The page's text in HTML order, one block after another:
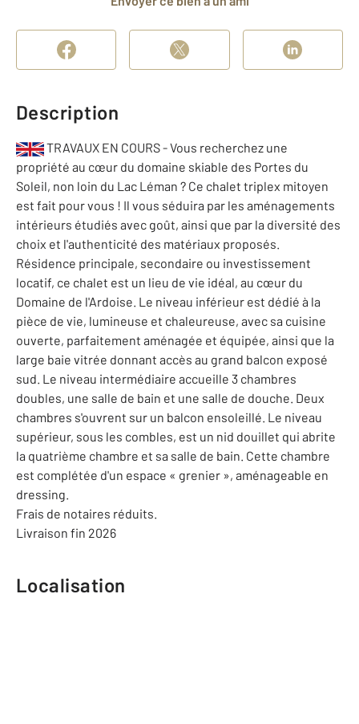
Description
TRAVAUX EN COURS - Vous recherchez une
propriété au cœur du domaine skiable des Portes du
Soleil, non loin du Lac Léman ? Ce chalet triplex mitoyen
est fait pour vous ! Il vous séduira par les aménagements
intérieurs étudiés avec goût, ainsi que par la diversité des
choix et l'authenticité des matériaux proposés.
Résidence principale, secondaire ou investissement
locatif, ce chalet est un lieu de vie idéal, au cœur du
Domaine de l'Ardoise. Le niveau inférieur est dédié à la
pièce de vie, lumineuse et chaleureuse, avec sa cuisine
ouverte, parfaitement aménagée et équipée, ainsi que la
large baie vitrée donnant accès au grand balcon exposé
sud. Le niveau intermédiaire accueille 3 chambres
doubles, une salle de bain et une salle de douche. Deux
chambres s'ouvrent sur un balcon ensoleillé. Le niveau
supérieur, sous les combles, est un nid douillet qui abrite
la quatrième chambre et sa salle de bain. Cette chambre
est complétée d'un espace « grenier », aménageable en
dressing.
Frais de notaires réduits.
Livraison fin 2026
Localisation